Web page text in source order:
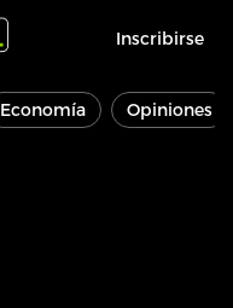
Inscribirse
Economía Opiniones